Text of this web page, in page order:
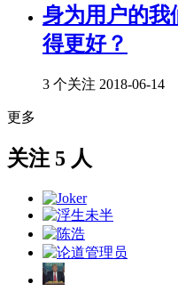
身为用户的我
得更好？
3 个关注 2018-06-14
更多
关注 5 人